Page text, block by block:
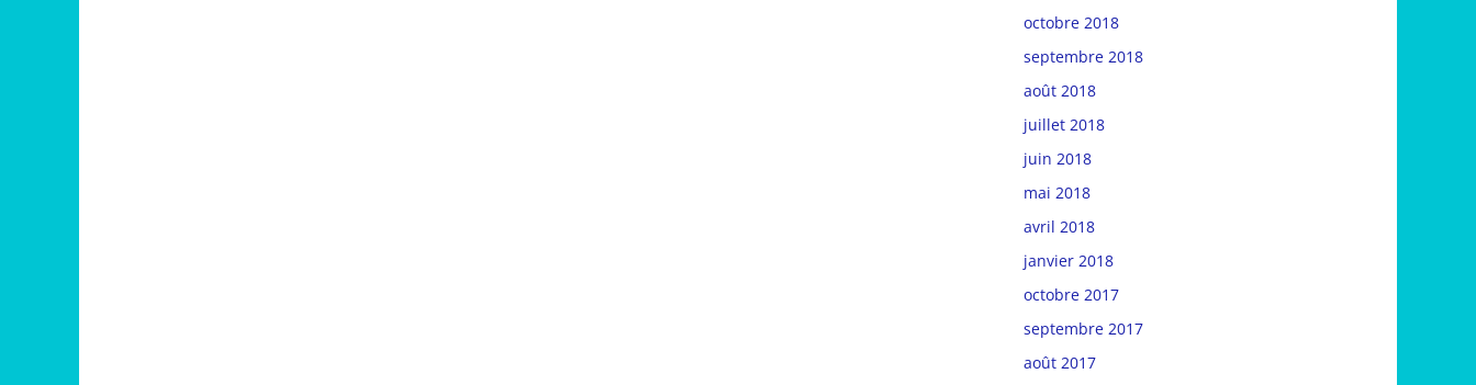
octobre 2018
septembre 2018
août 2018
juillet 2018
juin 2018
mai 2018
avril 2018
janvier 2018
octobre 2017
septembre 2017
août 2017